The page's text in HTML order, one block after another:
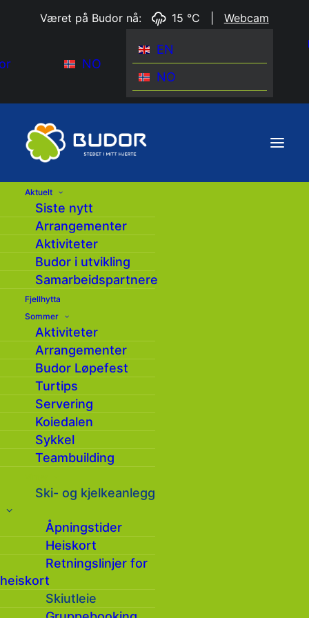
Været på Budor nå: 15 °C Webcam
NO
EN
NO
Aktuelt
Siste nytt
Arrangementer
Aktiviteter
Budor i utvikling
Samarbeidspartnere
Fjellhytta
Sommer
Aktiviteter
Arrangementer
Budor Løpefest
Turtips
Servering
Koiedalen
Sykkel
Teambuilding
Ski- og kjelkeanlegg
Åpningstider
Heiskort
Retningslinjer for
heiskort
Skiutleie
Leie utstyr kan gjøres online
Priser for utleie av alpint skiutstyr